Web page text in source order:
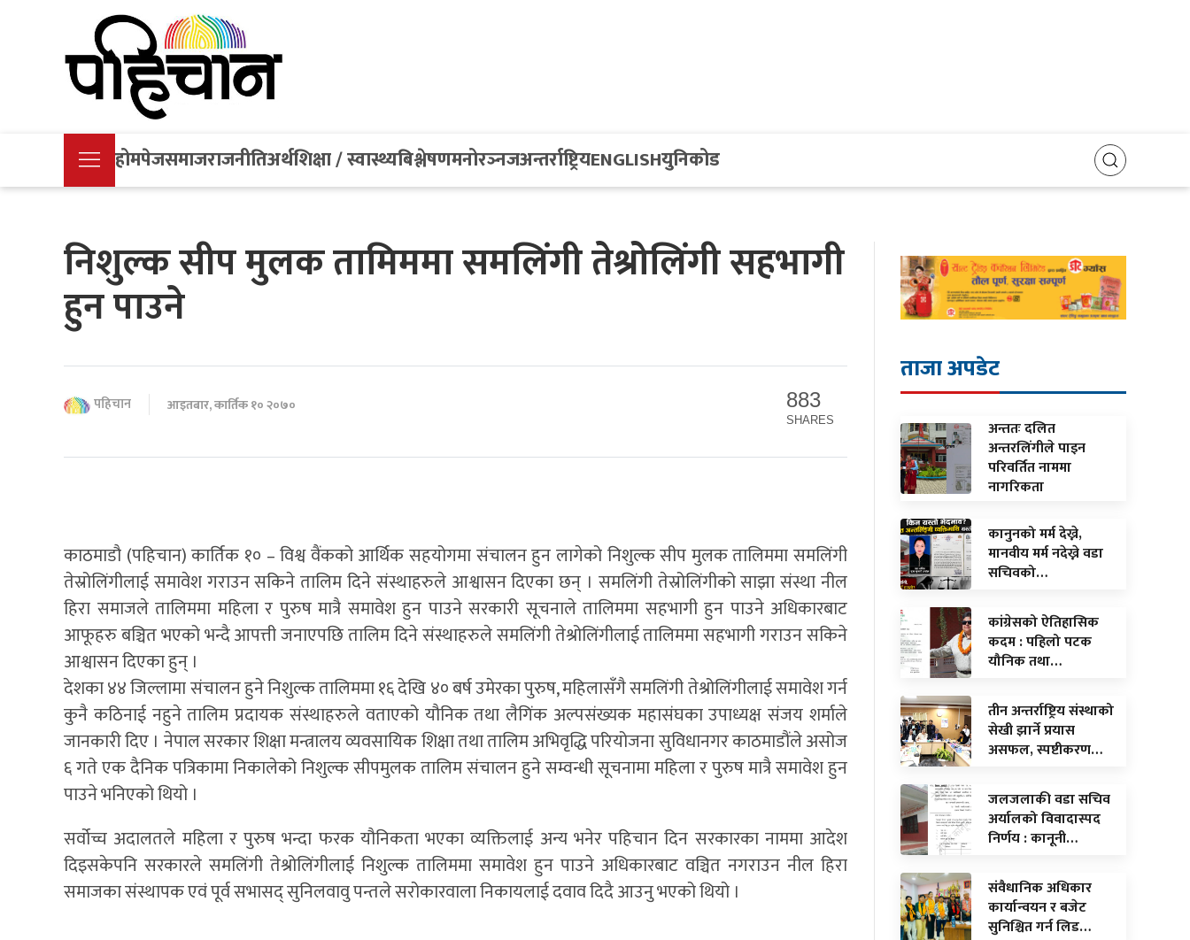
होमपेजसमाजराजनीतिअर्थशिक्षा / स्वास्थ्यबिश्लेषणमनोरञ्नजअन्तर्राष्ट्रियENGLISHयुनिकोड
निशुल्क सीप मुलक तामिममा समलिंगी तेश्रोलिंगी सहभागी
हुन पाउने
पहिचान आइतबार, कार्तिक १० २०७० 883
SHARES
काठमाडौ (पहिचान) कार्तिक १० – विश्व वैंकको आर्थिक सहयोगमा संचालन हुन लागेको निशुल्क सीप मुलक तालिममा समलिंगी
तेस्रोलिंगीलाई समावेश गराउन सकिने तालिम दिने संस्थाहरुले आश्वासन दिएका छन् । समलिंगी तेस्रोलिंगीको साझा संस्था नील
हिरा समाजले तालिममा महिला र पुरुष मात्रै समावेश हुन पाउने सरकारी सूचनाले तालिममा सहभागी हुन पाउने अधिकारबाट
आफूहरु बञ्चित भएको भन्दै आपत्ती जनाएपछि तालिम दिने संस्थाहरुले समलिंगी तेश्रोलिंगीलाई तालिममा सहभागी गराउन सकिने
आश्वासन दिएका हुन् ।
देशका ४४ जिल्लामा संचालन हुने निशुल्क तालिममा १६ देखि ४० बर्ष उमेरका पुरुष, महिलासँगै समलिंगी तेश्रोलिंगीलाई समावेश गर्न
कुनै कठिनाई नहुने तालिम प्रदायक संस्थाहरुले वताएको यौनिक तथा लैगिंक अल्पसंख्यक महासंघका उपाध्यक्ष संजय शर्माले
जानकारी दिए । नेपाल सरकार शिक्षा मन्त्रालय व्यवसायिक शिक्षा तथा तालिम अभिवृद्धि परियोजना सुविधानगर काठमाडौंले असोज
६ गते एक दैनिक पत्रिकामा निकालेको निशुल्क सीपमुलक तालिम संचालन हुने सम्वन्धी सूचनामा महिला र पुरुष मात्रै समावेश हुन
पाउने भनिएको थियो ।
सर्वोच्च अदालतले महिला र पुरुष भन्दा फरक यौनिकता भएका व्यक्तिलाई अन्य भनेर पहिचान दिन सरकारका नाममा आदेश
दिइसकेपनि सरकारले समलिंगी तेश्रोलिंगीलाई निशुल्क तालिममा समावेश हुन पाउने अधिकारबाट वञ्चित नगराउन नील हिरा
समाजका संस्थापक एवं पूर्व सभासद् सुनिलवावु पन्तले सरोकारवाला निकायलाई दवाव दिदै आउनु भएको थियो ।
ताजा अपडेट
अन्ततः दलित
अन्तरलिंगीले पाइन
परिवर्तित नाममा
नागरिकता
कानुनको मर्म देख्ने,
मानवीय मर्म नदेख्ने वडा
सचिवको…
कांग्रेसको ऐतिहासिक
कदम : पहिलो पटक
यौनिक तथा…
तीन अन्तर्राष्ट्रिय संस्थाको
सेखी झार्ने प्रयास
असफल, स्पष्टीकरण…
जलजलाकी वडा सचिव
अर्यालको विवादास्पद
निर्णय : कानूनी…
संवैधानिक अधिकार
कार्यान्वयन र बजेट
सुनिश्चित गर्न लिड…